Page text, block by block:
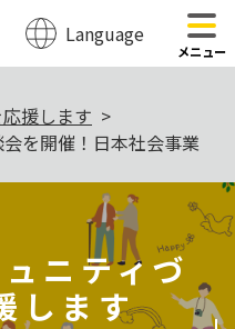
へ移動
Language
メニュー
援します
を開催！日本社会事業
ニティづ
します